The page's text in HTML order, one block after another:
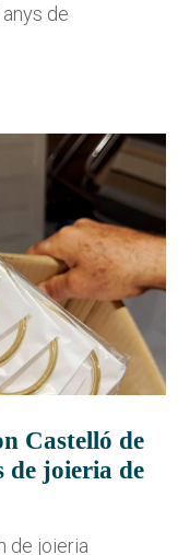
de
Castelló de
de joieria de
de joieria